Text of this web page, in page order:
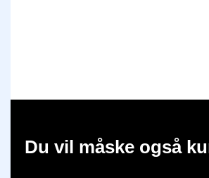
Du vil måske også